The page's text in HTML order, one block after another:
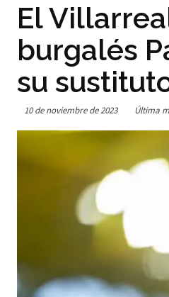
El
burgalés
su
10 de noviembre de 2023 Última